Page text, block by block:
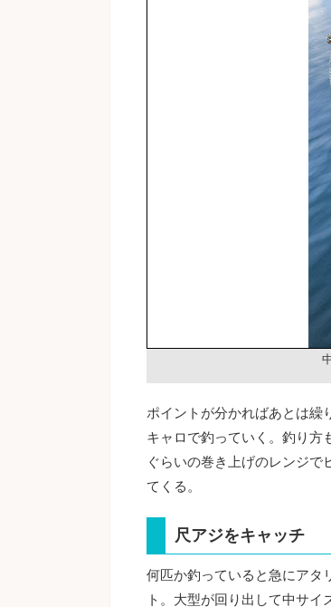
ポイントが分かればあとは繰
キャロで釣っていく。釣り方
ぐらいの巻き上げのレンジで
てくる。
尺アジをキャッチ
何匹か釣っていると急にアタ
ト。大型が回り出して中サイ